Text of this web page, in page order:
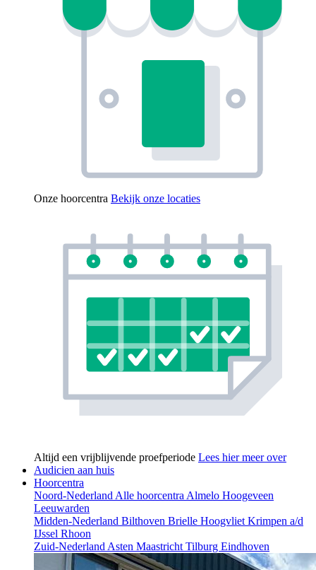
Onze hoorcentra Bekijk onze locaties
Altijd een vrijblijvende proefperiode Lees hier meer over
Audicien aan huis
Hoorcentra
Noord-Nederland Alle hoorcentra Almelo Hoogeveen
Leeuwarden
Midden-Nederland Bilthoven Brielle Hoogvliet Krimpen a/d
IJssel Rhoon
Zuid-Nederland Asten Maastricht Tilburg Eindhoven